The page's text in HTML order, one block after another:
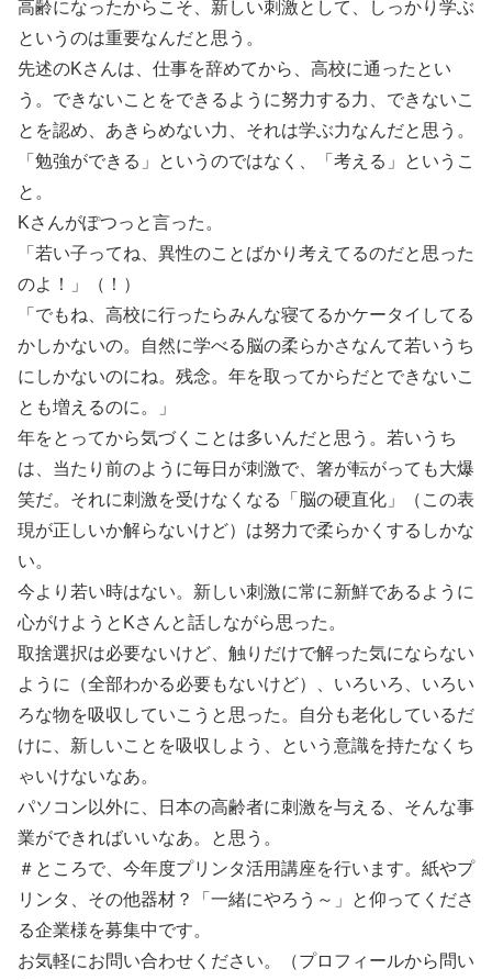
高齢になったからこそ、新しい刺激として、しっかり学ぶ
というのは重要なんだと思う。
先述のKさんは、仕事を辞めてから、高校に通ったとい
う。できないことをできるように努力する力、できないこ
とを認め、あきらめない力、それは学ぶ力なんだと思う。
「勉強ができる」というのではなく、「考える」というこ
と。
Kさんがぽつっと言った。
「若い子ってね、異性のことばかり考えてるのだと思った
のよ！」（！）
「でもね、高校に行ったらみんな寝てるかケータイしてる
かしかないの。自然に学べる脳の柔らかさなんて若いうち
にしかないのにね。残念。年を取ってからだとできないこ
とも増えるのに。」
年をとってから気づくことは多いんだと思う。若いうち
は、当たり前のように毎日が刺激で、箸が転がっても大爆
笑だ。それに刺激を受けなくなる「脳の硬直化」（この表
現が正しいか解らないけど）は努力で柔らかくするしかな
い。
今より若い時はない。新しい刺激に常に新鮮であるように
心がけようとKさんと話しながら思った。
取捨選択は必要ないけど、触りだけで解った気にならない
ように（全部わかる必要もないけど）、いろいろ、いろい
ろな物を吸収していこうと思った。自分も老化しているだ
けに、新しいことを吸収しよう、という意識を持たなくち
ゃいけないなあ。
パソコン以外に、日本の高齢者に刺激を与える、そんな事
業ができればいいなあ。と思う。
＃ところで、今年度プリンタ活用講座を行います。紙やプ
リンタ、その他器材？「一緒にやろう～」と仰ってくださ
る企業様を募集中です。
お気軽にお問い合わせください。（プロフィールから問い